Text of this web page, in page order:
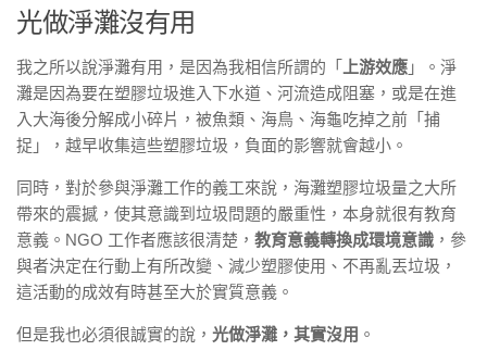
光做淨灘沒有用
我之所以說淨灘有用，是因為我相信所謂的「 上游效應 」。淨
灘是因為要在塑膠垃圾進入下水道、河流造成阻塞，或是在進
入大海後分解成小碎片，被魚類、海鳥、海龜吃掉之前「捕
捉」，越早收集這些塑膠垃圾，負面的影響就會越小。
同時，對於參與淨灘工作的義工來說，海灘塑膠垃圾量之大所
帶來的震撼，使其意識到垃圾問題的嚴重性，本身就很有教育
意義。NGO 工作者應該很清楚， 教育意義轉換成環境意識 ，參
與者決定在行動上有所改變、減少塑膠使用、不再亂丟垃圾，
這活動的成效有時甚至大於實質意義。
但是我也必須很誠實的說， 光做淨灘，其實沒用 。